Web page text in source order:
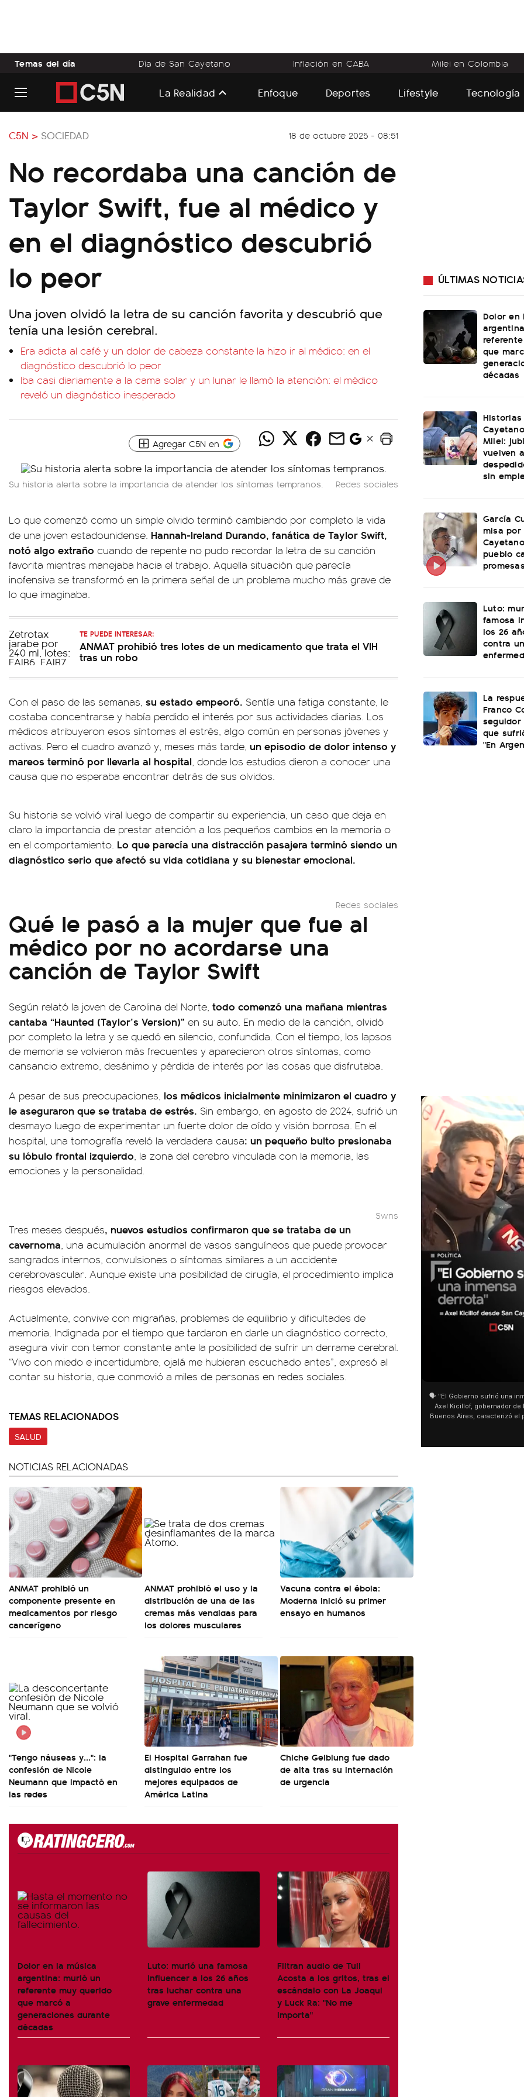
Temas del día Día de San Cayetano Inflación en CABA Milei en Colombia
La Realidad Enfoque Deportes Lifestyle Tecnología
C5N > SOCIEDAD 18 de octubre 2025 - 08:51
No recordaba una canción de
Taylor Swift, fue al médico y
en el diagnóstico descubrió
lo peor
Una joven olvidó la letra de su canción favorita y descubrió que
tenía una lesión cerebral.
Era adicta al café y un dolor de cabeza constante la hizo ir al médico: en el
diagnóstico descubrió lo peor
Iba casi diariamente a la cama solar y un lunar le llamó la atención: el médico
reveló un diagnóstico inesperado
Agregar C5N en
Su historia alerta sobre la importancia de atender los síntomas tempranos. Redes sociales
Lo que comenzó como un simple olvido terminó cambiando por completo la vida
de una joven estadounidense. Hannah-Ireland Durando, fanática de Taylor Swift,
notó algo extraño cuando de repente no pudo recordar la letra de su canción
favorita mientras manejaba hacia el trabajo. Aquella situación que parecía
inofensiva se transformó en la primera señal de un problema mucho más grave de
lo que imaginaba.
TE PUEDE INTERESAR:
ANMAT prohibió tres lotes de un medicamento que trata el VIH
tras un robo
Con el paso de las semanas, su estado empeoró. Sentía una fatiga constante, le
costaba concentrarse y había perdido el interés por sus actividades diarias. Los
médicos atribuyeron esos síntomas al estrés, algo común en personas jóvenes y
activas. Pero el cuadro avanzó y, meses más tarde, un episodio de dolor intenso y
mareos terminó por llevarla al hospital, donde los estudios dieron a conocer una
causa que no esperaba encontrar detrás de sus olvidos.
Su historia se volvió viral luego de compartir su experiencia, un caso que deja en
claro la importancia de prestar atención a los pequeños cambios en la memoria o
en el comportamiento. Lo que parecía una distracción pasajera terminó siendo un
diagnóstico serio que afectó su vida cotidiana y su bienestar emocional.
Redes sociales
Qué le pasó a la mujer que fue al
médico por no acordarse una
canción de Taylor Swift
Según relató la joven de Carolina del Norte, todo comenzó una mañana mientras
cantaba “Haunted (Taylor’s Version)” en su auto. En medio de la canción, olvidó
por completo la letra y se quedó en silencio, confundida. Con el tiempo, los lapsos
de memoria se volvieron más frecuentes y aparecieron otros síntomas, como
cansancio extremo, desánimo y pérdida de interés por las cosas que disfrutaba.
A pesar de sus preocupaciones, los médicos inicialmente minimizaron el cuadro y
le aseguraron que se trataba de estrés. Sin embargo, en agosto de 2024, sufrió un
desmayo luego de experimentar un fuerte dolor de oído y visión borrosa. En el
hospital, una tomografía reveló la verdadera causa: un pequeño bulto presionaba
su lóbulo frontal izquierdo, la zona del cerebro vinculada con la memoria, las
emociones y la personalidad.
Swns
Tres meses después, nuevos estudios confirmaron que se trataba de un
cavernoma, una acumulación anormal de vasos sanguíneos que puede provocar
sangrados internos, convulsiones o síntomas similares a un accidente
cerebrovascular. Aunque existe una posibilidad de cirugía, el procedimiento implica
riesgos elevados.
Actualmente, convive con migrañas, problemas de equilibrio y dificultades de
memoria. Indignada por el tiempo que tardaron en darle un diagnóstico correcto,
asegura vivir con temor constante ante la posibilidad de sufrir un derrame cerebral.
“Vivo con miedo e incertidumbre, ojalá me hubieran escuchado antes”, expresó al
contar su historia, que conmovió a miles de personas en redes sociales.
TEMAS RELACIONADOS
SALUD
NOTICIAS RELACIONADAS
ANMAT prohibió un
componente presente en
medicamentos por riesgo
cancerígeno
ANMAT prohibió el uso y la
distribución de una de las
cremas más vendidas para
los dolores musculares
Vacuna contra el ébola:
Moderna inició su primer
ensayo en humanos
"Tengo náuseas y...": la
confesión de Nicole
Neumann que impactó en
las redes
El Hospital Garrahan fue
distinguido entre los
mejores equipados de
América Latina
Chiche Gelblung fue dado
de alta tras su internación
de urgencia
Dolor en la música
argentina: murió un
referente muy querido
que marcó a
generaciones durante
décadas
Luto: murió una famosa
influencer a los 26 años
tras luchar contra una
grave enfermedad
Filtran audio de Tuli
Acosta a los gritos, tras el
escándalo con La Joaqui
y Luck Ra: "No me
importa"
ÚLTIMAS
Dolor en
que
décadas
Historias
Milei:
vuelven
sin
García
misa por
pueblo
Luto:
famosa
los 26
contra
La
Franco
seguidor
que
"En
01:05
sociedad no solo sufre porque no llega sino
que también está endeudada".
San Cayetano: Jorge García
miles de peregrinos en
de Buenos Aires destacó la
agua y soportó las bajas
últimos días: "Son dificultades